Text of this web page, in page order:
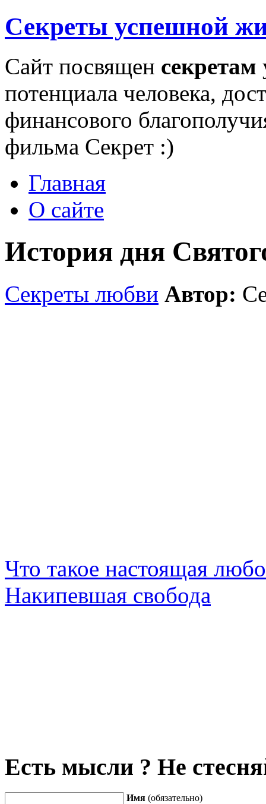
Секреты успешной
Сайт посвящен секретам
потенциала человека,
финансового
фильма Секрет :)
Главная
О сайте
История дня
Секреты любви Автор:
Что такое настоящая
Накипевшая свобода
Есть мысли ? Не
Имя (обязательно)